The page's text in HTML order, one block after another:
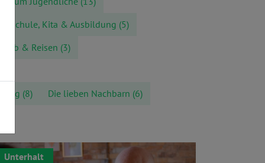
Schule, Kita & Ausbildung (5)
& Reisen (3)
(8) Die lieben Nachbarn (6)
Unterhalt